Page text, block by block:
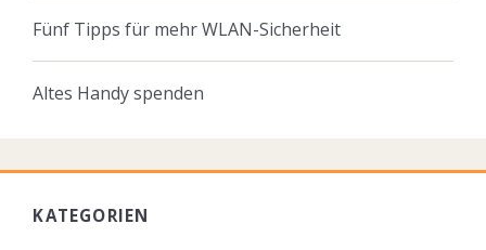
Fünf Tipps für mehr WLAN-Sicherheit
Altes Handy spenden
KATEGORIEN